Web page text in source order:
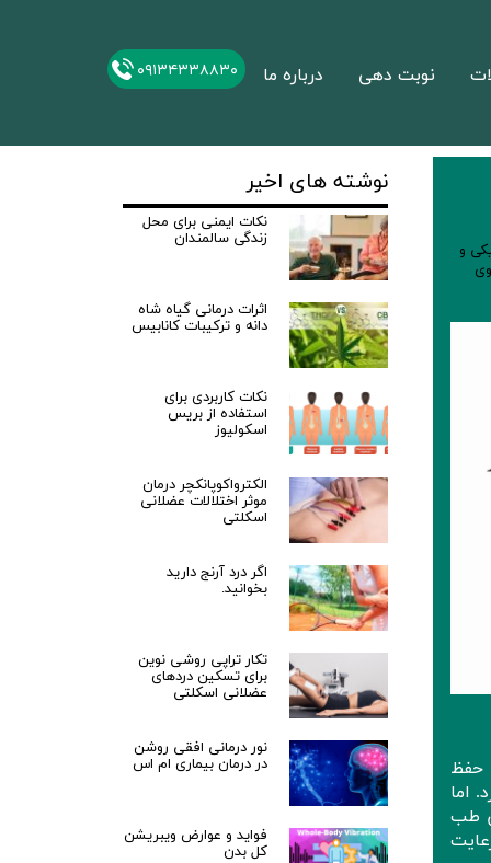
۰۹۱۳۴۳۳۸۸۳۰ نوبت دهی درباره ما
و
حفظ
اما
طب
نوشته های اخیر
نکات ایمنی برای محل
زندگی سالمندان
اثرات درمانی گیاه شاه
دانه و ترکیبات کانابیس
نکات کاربردی برای
استفاده از بریس
اسکولیوز
الکترواکوپانکچر درمان
موثر اختلالات عضلانی
اسکلتی
اگر درد آرنج دارید
بخوانید.
تکار تراپی روشی نوین
برای تسکین دردهای
عضلانی اسکلتی
نور درمانی افقی روشن
در درمان بیماری ام اس
فواید و عوارض ویبریشن
کل بدن